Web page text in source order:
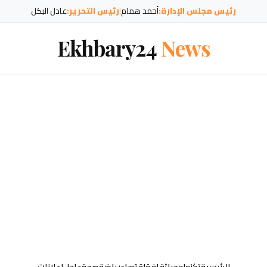
رئيس مجلس الإدارة:أحمد همام|رئيس التحرير:عادل البكل
Ekhbary24News